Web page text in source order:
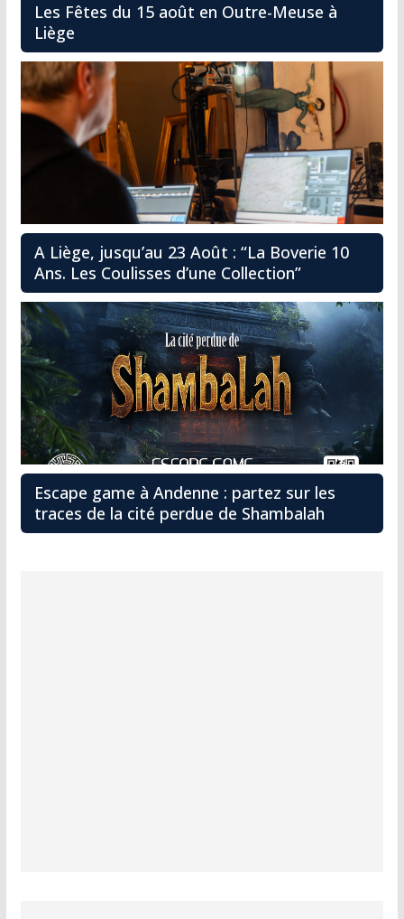
Les Fêtes du 15 août en Outre-Meuse à
Liège
A Liège, jusqu’au 23 Août : “La Boverie 10
Ans. Les Coulisses d’une Collection”
Escape game à Andenne : partez sur les
traces de la cité perdue de Shambalah